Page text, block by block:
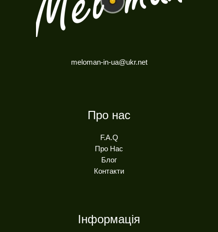
meloman-in-ua@ukr.net
Про нас
F.A.Q
Про Нас
Блог
Контакти
Інформація